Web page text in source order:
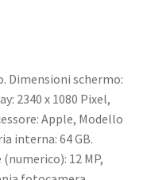
Dimensioni schermo:
2340 x 1080 Pixel,
Apple, Modello
interna: 64 GB.
12 MP,